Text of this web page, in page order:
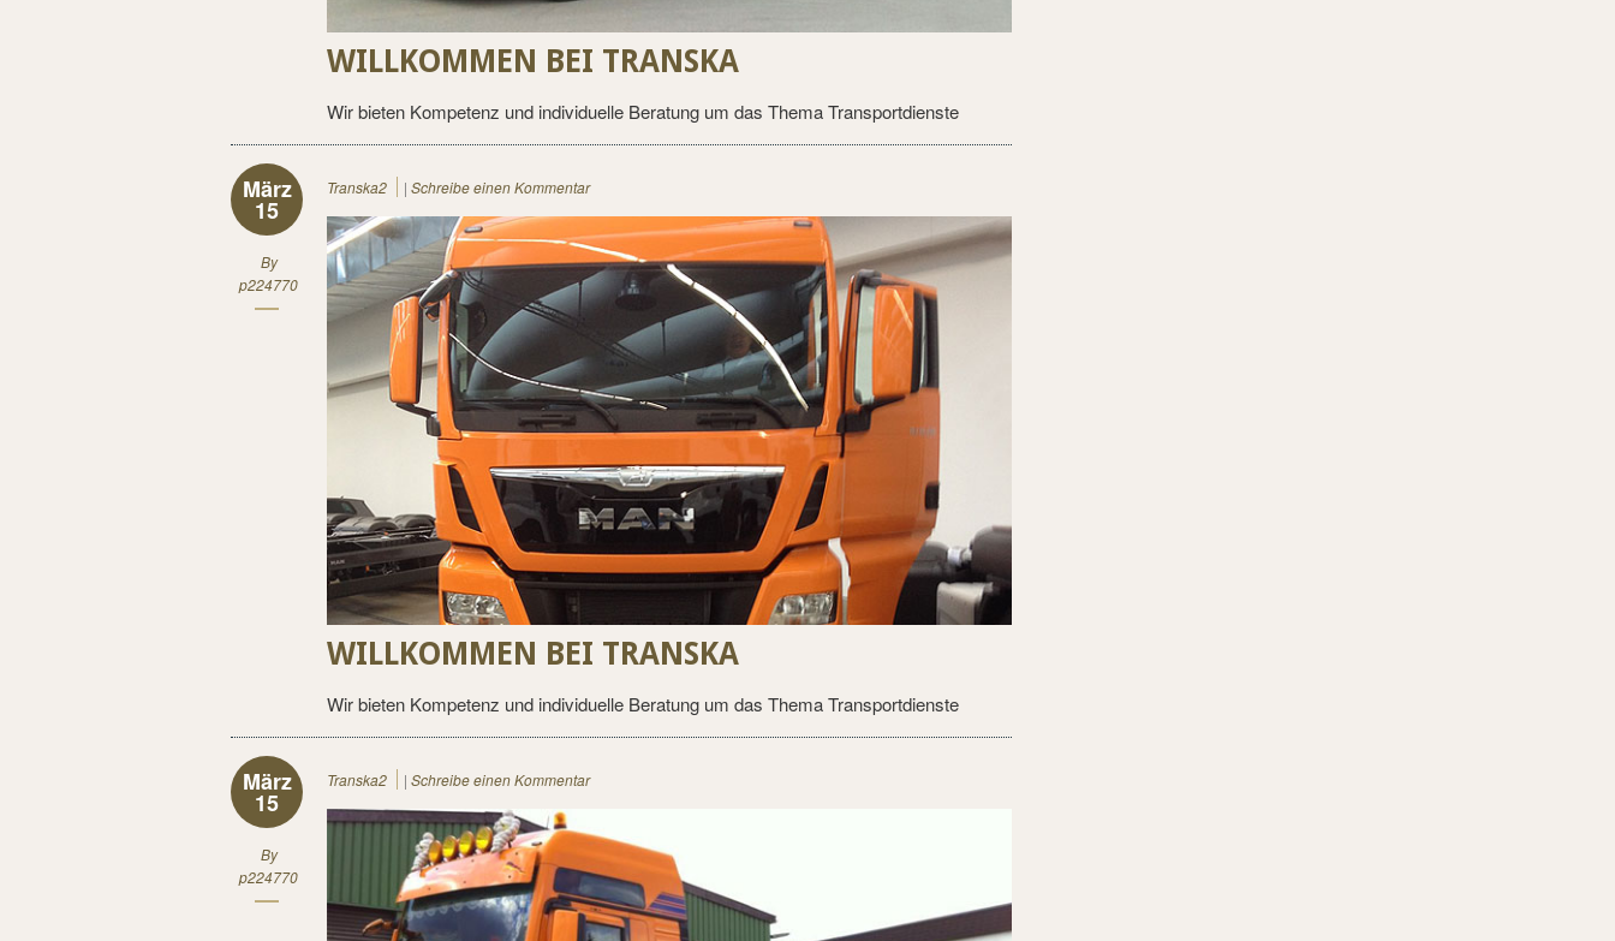
WILLKOMMEN BEI TRANSKA
Wir bieten Kompetenz und individuelle Beratung um das Thema Transportdienste
März
15
By
p224770
Transka2 | Schreibe einen Kommentar
WILLKOMMEN BEI TRANSKA
Wir bieten Kompetenz und individuelle Beratung um das Thema Transportdienste
März
15
By
p224770
Transka2 | Schreibe einen Kommentar